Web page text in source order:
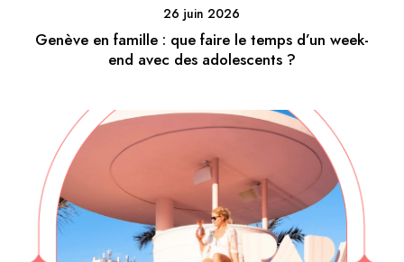
26 juin 2026
Genève en famille : que faire le temps d’un week-
end avec des adolescents ?